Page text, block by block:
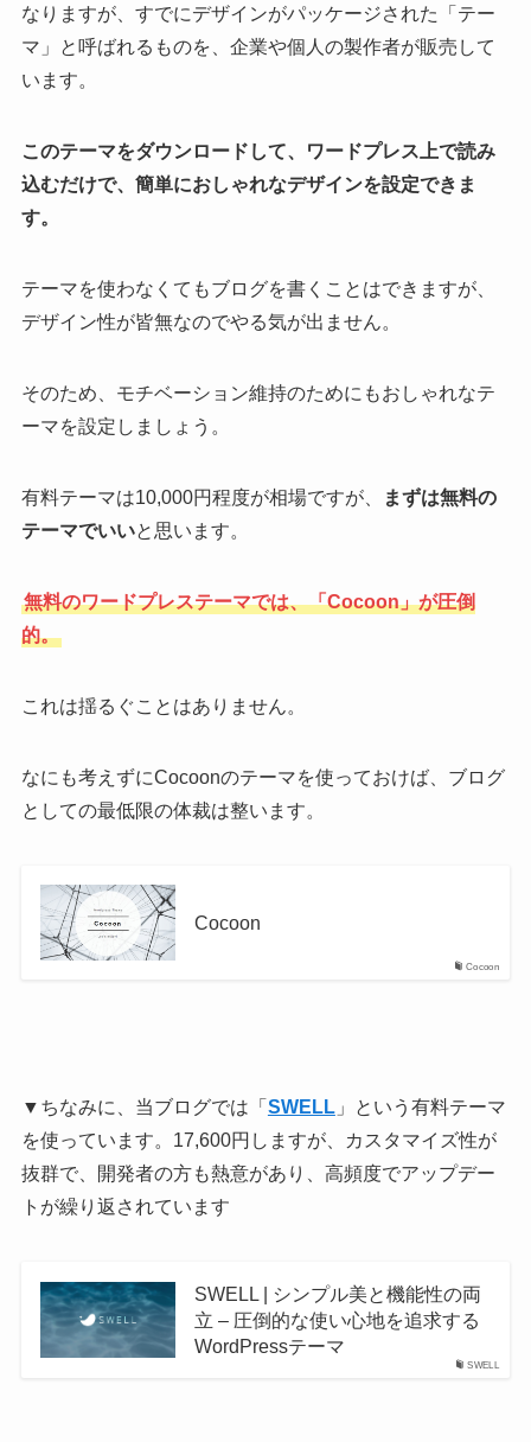
なりますが、すでにデザインがパッケージされた「テー
マ」と呼ばれるものを、企業や個人の製作者が販売して
います。
このテーマをダウンロードして、ワードプレス上で読み
込むだけで、簡単におしゃれなデザインを設定できま
す。
テーマを使わなくてもブログを書くことはできますが、
デザイン性が皆無なのでやる気が出ません。
そのため、モチベーション維持のためにもおしゃれなテ
ーマを設定しましょう。
有料テーマは10,000円程度が相場ですが、
まずは無料の
テーマでいいと思います。
無料のワードプレステーマでは、「Cocoon」が圧倒
的。
これは揺るぐことはありません。
なにも考えずにCocoonのテーマを使っておけば、ブログ
としての最低限の体裁は整います。
Cocoon
Cocoon
▼ちなみに、当ブログでは「 SWELL」という有料テーマ
を使っています。17,600円しますが、カスタマイズ性が
抜群で、開発者の方も熱意があり、高頻度でアップデー
トが繰り返されています
SWELL
SWELL | シンプル美と機能性の両
立 – 圧倒的な使い心地を追求する
WordPressテーマ